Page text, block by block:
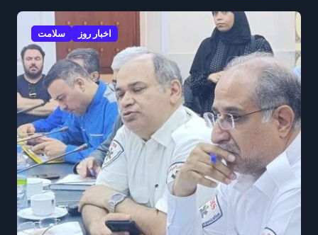
اخبار روز سلامت